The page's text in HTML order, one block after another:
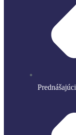
Prednášajúci